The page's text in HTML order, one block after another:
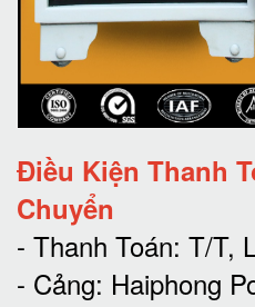
Điều Kiện Thanh
Chuyển
- Thanh Toán: T/T,
- Cảng: Haiphong